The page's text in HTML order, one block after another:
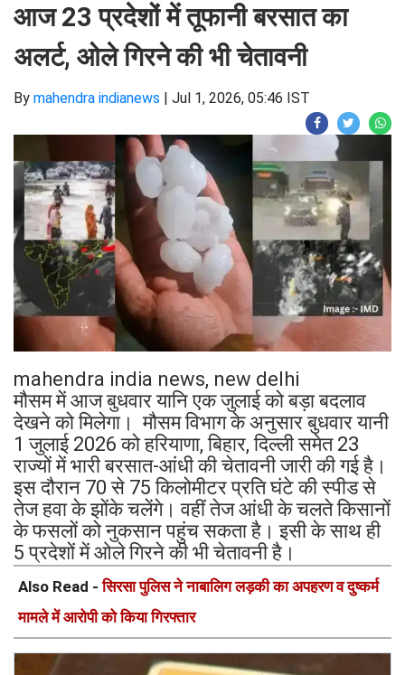
आज 23 प्रदेशों में तूफानी बरसात का
अलर्ट, ओले गिरने की भी चेतावनी
By mahendra indianews | Jul 1, 2026, 05:46 IST
mahendra india news, new delhi
मौसम में आज बुधवार यानि एक जुलाई को बड़ा बदलाव
देखने को मिलेगा। मौसम विभाग के अनुसार बुधवार यानी
1 जुलाई 2026 को हरियाणा, बिहार, दिल्ली समेत 23
राज्यों में भारी बरसात-आंधी की चेतावनी जारी की गई है।
इस दौरान 70 से 75 किलोमीटर प्रति घंटे की स्पीड से
तेज हवा के झोंके चलेंगे। वहीं तेज आंधी के चलते किसानों
के फसलों को नुकसान पहुंच सकता है। इसी के साथ ही
5 प्रदेशों में ओले गिरने की भी चेतावनी है।
Also Read -सिरसा पुलिस ने नाबालिग लड़की का अपहरण व दुष्कर्म
मामले में आरोपी को किया गिरफ्तार